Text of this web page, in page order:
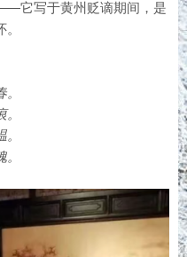
它写于黄州贬谪期间，是